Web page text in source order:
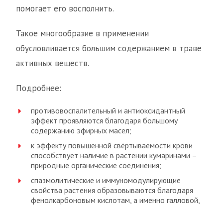
помогает его восполнить.
Такое многообразие в применении
обусловливается большим содержанием в траве
активных веществ.
Подробнее:
противовоспалительный и антиоксидантный
эффект проявляются благодаря большому
содержанию эфирных масел;
к эффекту повышенной свёртываемости крови
способствует наличие в растении кумаринами –
природные органические соединения;
спазмолитические и иммуномодулирующие
свойства растения образовываются благодаря
фенолкарбоновым кислотам, а именно галловой,